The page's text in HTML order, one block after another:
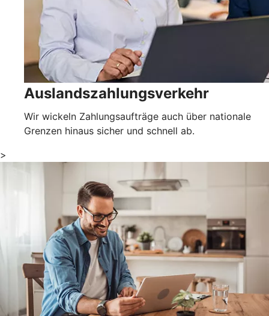
Auslandszahlungsverkehr
Wir wickeln Zahlungsaufträge auch über nationale
Grenzen hinaus sicher und schnell ab.
>